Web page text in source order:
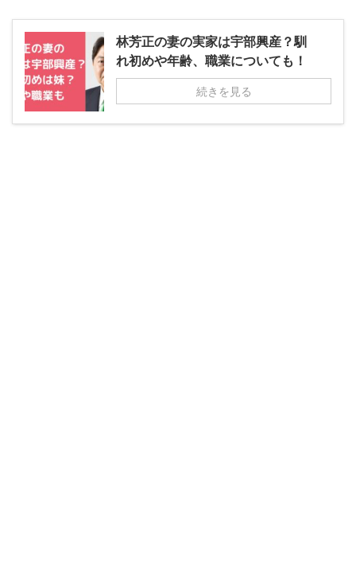
林芳正の妻の実家は宇部興産？馴
れ初めや年齢、職業についても！
続きを見る